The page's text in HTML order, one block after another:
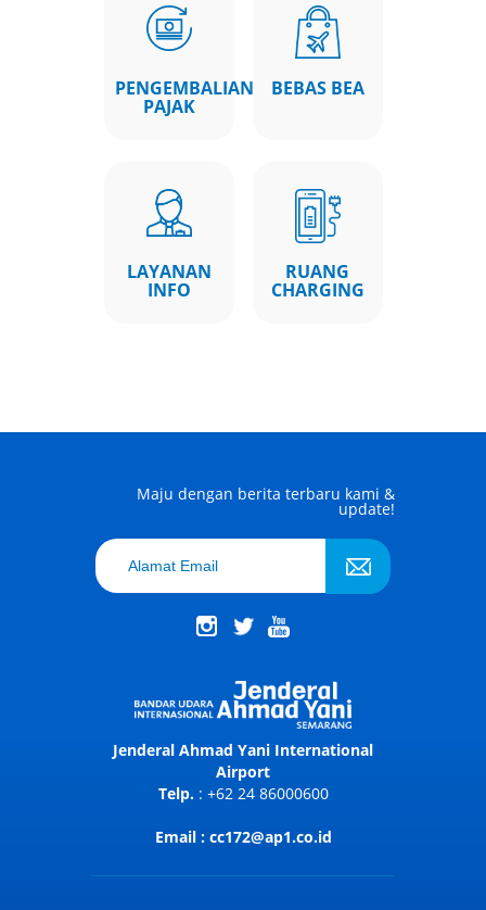
PENGEMBALIAN
PAJAK
BEBAS BEA
LAYANAN
INFO
RUANG
CHARGING
Maju dengan berita terbaru kami &
update!
Jenderal Ahmad Yani International
Airport
Telp. : +62 24 86000600
Email : cc172@ap1.co.id